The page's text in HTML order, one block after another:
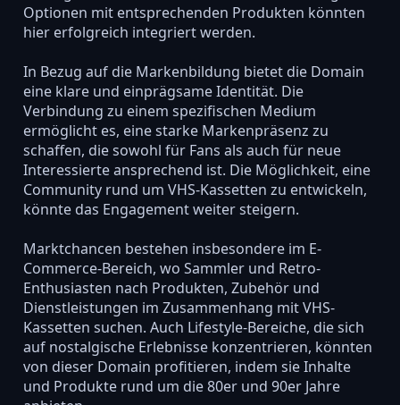
Optionen mit entsprechenden Produkten könnten
hier erfolgreich integriert werden.
In Bezug auf die Markenbildung bietet die Domain
eine klare und einprägsame Identität. Die
Verbindung zu einem spezifischen Medium
ermöglicht es, eine starke Markenpräsenz zu
schaffen, die sowohl für Fans als auch für neue
Interessierte ansprechend ist. Die Möglichkeit, eine
Community rund um VHS-Kassetten zu entwickeln,
könnte das Engagement weiter steigern.
Marktchancen bestehen insbesondere im E-
Commerce-Bereich, wo Sammler und Retro-
Enthusiasten nach Produkten, Zubehör und
Dienstleistungen im Zusammenhang mit VHS-
Kassetten suchen. Auch Lifestyle-Bereiche, die sich
auf nostalgische Erlebnisse konzentrieren, könnten
von dieser Domain profitieren, indem sie Inhalte
und Produkte rund um die 80er und 90er Jahre